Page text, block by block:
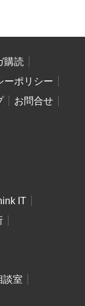
購読
ーポリシー
お問合せ
IT
談室